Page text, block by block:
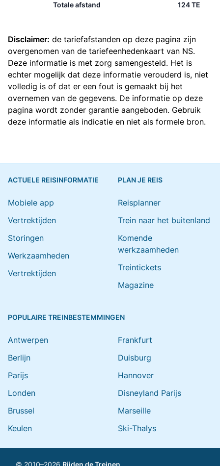
Totale afstand 124 TE
Disclaimer: de tariefafstanden op deze pagina zijn
overgenomen van de tariefeenhedenkaart van NS.
Deze informatie is met zorg samengesteld. Het is
echter mogelijk dat deze informatie verouderd is, niet
volledig is of dat er een fout is gemaakt bij het
overnemen van de gegevens. De informatie op deze
pagina wordt zonder garantie aangeboden. Gebruik
deze informatie als indicatie en niet als formele bron.
ACTUELE REISINFORMATIE
Mobiele app
Vertrektijden
Storingen
Werkzaamheden
Vertrektijden
PLAN JE REIS
Reisplanner
Trein naar het buitenland
Komende
werkzaamheden
Treintickets
Magazine
POPULAIRE TREINBESTEMMINGEN
Antwerpen
Berlijn
Parijs
Londen
Brussel
Keulen
Frankfurt
Duisburg
Hannover
Disneyland Parijs
Marseille
Ski-Thalys
© 2010–2026 Rijden de Treinen